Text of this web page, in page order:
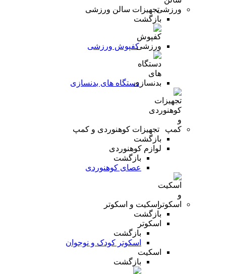
تجهیزات سالن ورزشی
بازگشت
کفپوش ورزشی
دستگاه های بدنسازی
تجهیزات کوهنوردی و کمپ
بازگشت
لوازم کوهنوردی
بازگشت
عصای کوهنوردی
اسکیت و اسکوتر
بازگشت
اسکوتر
بازگشت
اسکوتر کودک و نوجوان
اسکیت
بازگشت